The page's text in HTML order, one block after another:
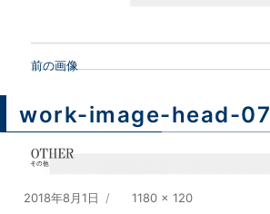
前の画像
work-image-head-07
投
2018年8月1日
フ
1180 × 120